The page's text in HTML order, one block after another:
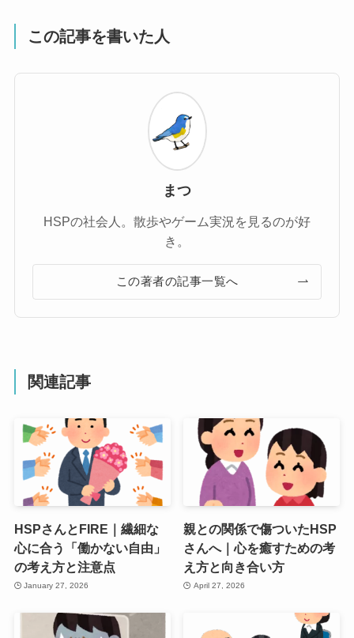
この記事を書いた人
まつ
HSPの社会人。散歩やゲーム実況を見るのが好
き。
この著者の記事一覧へ
関連記事
HSPさんとFIRE｜繊細な
心に合う「働かない自由」
の考え方と注意点
January 27, 2026
親との関係で傷ついたHSP
さんへ｜心を癒すための考
え方と向き合い方
April 27, 2026